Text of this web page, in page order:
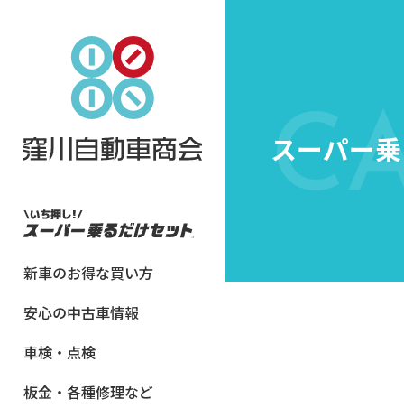
新車のお得な買い方
安心の中古車情報
車検・点検
板金・各種修理など
スーパー